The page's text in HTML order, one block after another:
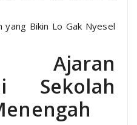
yang Bikin Lo Gak Nyesel
Ajaran
Sekolah